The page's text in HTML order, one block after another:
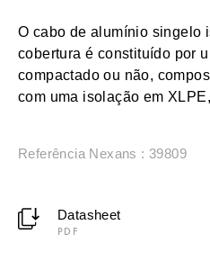
O cabo de alumínio singelo
cobertura é constituído por
compactado ou não,
com uma isolação em
Referência Nexans : 39809
Datasheet
PDF